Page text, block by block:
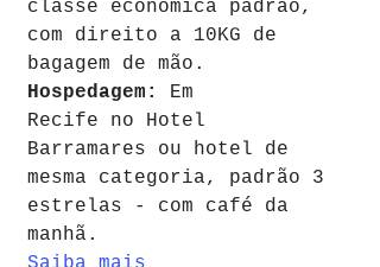
classe econômica padrão,
com direito a 10KG de
bagagem de mão.
Hospedagem:
Em
Recife no Hotel
Barramares ou hotel de
mesma categoria, padrão 3
estrelas - com café da
manhã.